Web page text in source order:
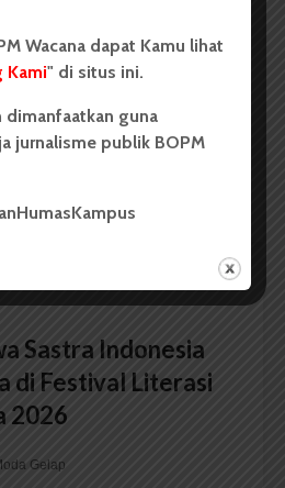
Sektor
Sastra Indonesia
di Festival Literasi
2026
Gelap
Wacana dapat Kamu lihat
Kami" di situs ini.
dimanfaatkan guna
jurnalisme publik BOPM